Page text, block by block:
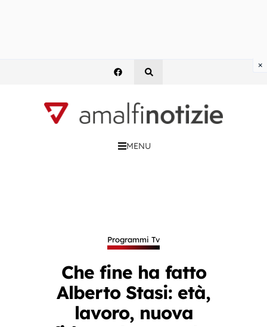
MENU
Programmi Tv
Che fine ha fatto
Alberto Stasi: età,
lavoro, nuova
×